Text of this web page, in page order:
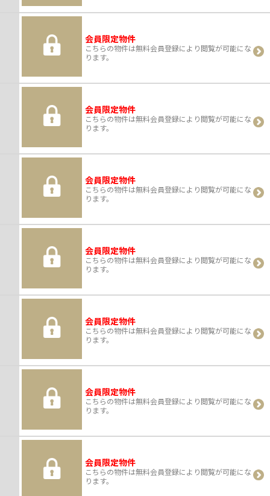
会員限定物件
こちらの物件は無料会員登録により閲覧が可能にな
ります。
会員限定物件
こちらの物件は無料会員登録により閲覧が可能にな
ります。
会員限定物件
こちらの物件は無料会員登録により閲覧が可能にな
ります。
会員限定物件
こちらの物件は無料会員登録により閲覧が可能にな
ります。
会員限定物件
こちらの物件は無料会員登録により閲覧が可能にな
ります。
会員限定物件
こちらの物件は無料会員登録により閲覧が可能にな
ります。
会員限定物件
こちらの物件は無料会員登録により閲覧が可能にな
ります。